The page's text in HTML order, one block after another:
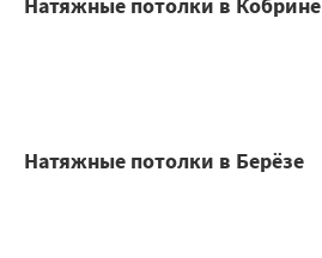
Натяжные потолки в Берёзе